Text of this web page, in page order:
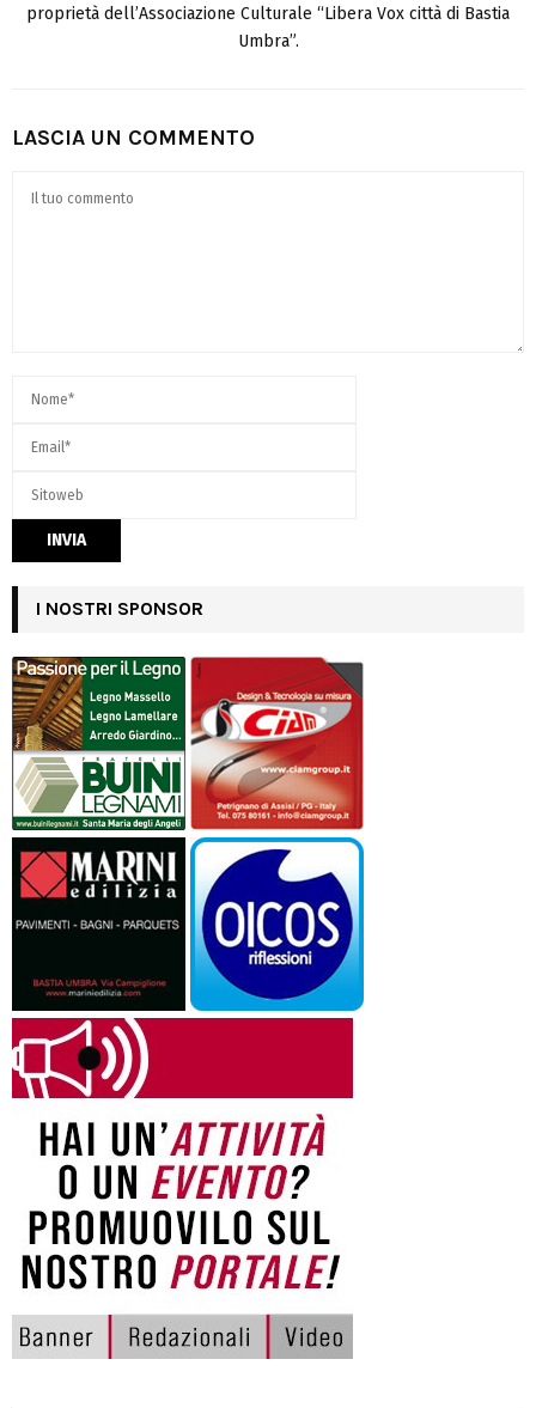
proprietà dell’Associazione Culturale “Libera Vox città di Bastia
Umbra”.
LASCIA UN COMMENTO
I NOSTRI SPONSOR